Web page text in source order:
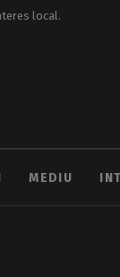
local.
MEDIU